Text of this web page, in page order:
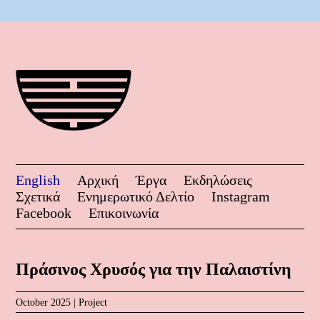
English Αρχική Έργα
Εκδηλώσεις
Σχετικά
Ενημερωτικό Δελτίο
Instagram
Facebook
Επικοινωνία
Πράσινος Χρυσός για την Παλαιστίνη
October 2025 |Project